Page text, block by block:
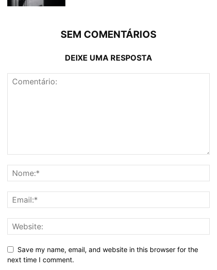
SEM COMENTÁRIOS
DEIXE UMA RESPOSTA
Save my name, email, and website in this browser for the
next time I comment.